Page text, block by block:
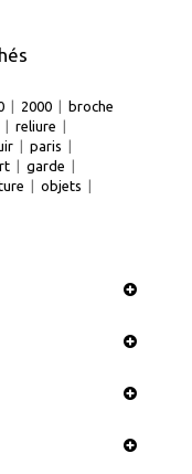
2000
broche
reliure
paris
garde
objets